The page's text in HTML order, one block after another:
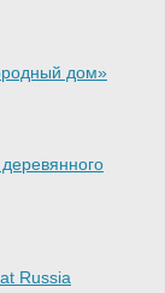
дом»
Russia